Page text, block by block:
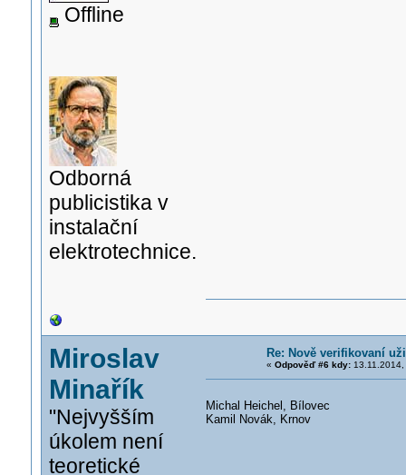
Offline
Odborná
publicistika v
instalační
elektrotechnice.
Miroslav
Minařík
"Nejvyšším
úkolem není
teoretické
Re: Nově verifikovaní
« Odpověď #6 kdy:13.11.2014,
Michal Heichel, Bílovec
Kamil Novák, Krnov